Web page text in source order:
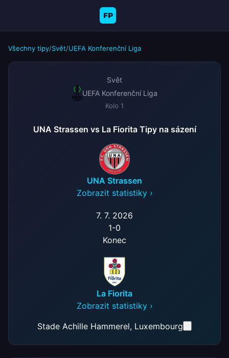
FP
Všechny tipy/Svět/UEFA Konferenční Liga
Svět
UEFA Konferenční Liga
Kolo 1
UNA Strassen vs La Fiorita Tipy na sázení
UNA Strassen
Zobrazit statistiky ›
7. 7. 2026
1-0
Konec
La Fiorita
Zobrazit statistiky ›
Stade Achille Hammerel, Luxembourg